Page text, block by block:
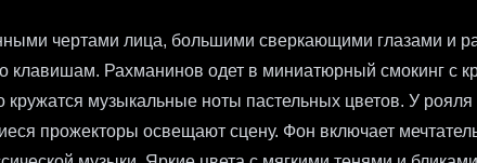
чертами лица, большими сверкающими глазами и
Рахманинов одет в миниатюрный смокинг с
кружатся музыкальные ноты пастельных цветов. У
прожекторы освещают сцену. Фон включает